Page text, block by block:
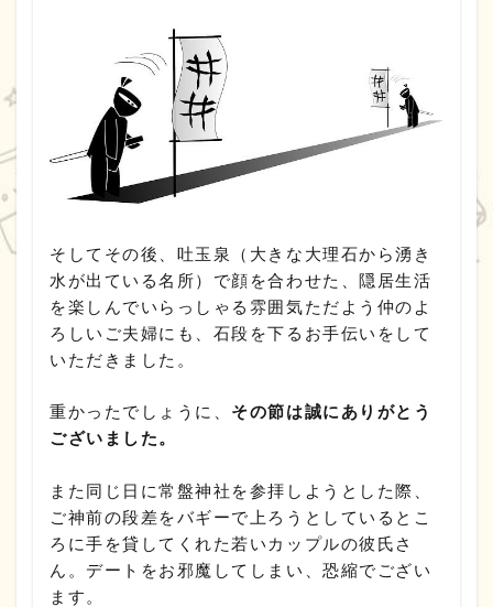
そしてその後、吐玉泉（大きな大理石から湧き
水が出ている名所）で顔を合わせた、隠居生活
を楽しんでいらっしゃる雰囲気ただよう仲のよ
ろしいご夫婦にも、石段を下るお手伝いをして
いただきました。
重かったでしょうに、 その節は誠にありがとう
ございました。
また同じ日に常盤神社を参拝しようとした際、
ご神前の段差をバギーで上ろうとしているとこ
ろに手を貸してくれた若いカップルの彼氏さ
ん。デートをお邪魔してしまい、恐縮でござい
ます。